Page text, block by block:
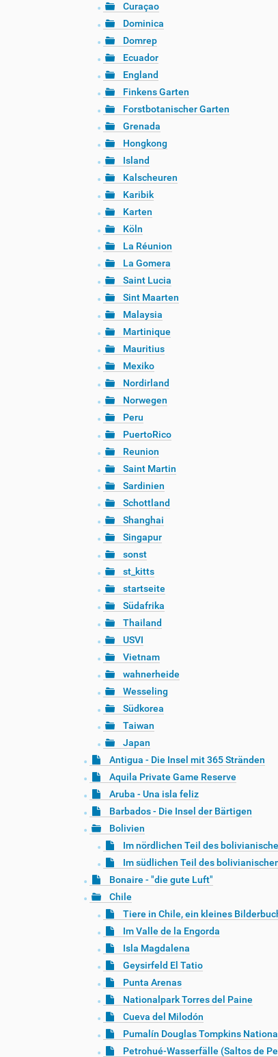
Curaçao
Dominica
Domrep
Ecuador
England
Finkens Garten
Forstbotanischer Garten
Grenada
Hongkong
Island
Kalscheuren
Karibik
Karten
Köln
La Réunion
La Gomera
Saint Lucia
Sint Maarten
Malaysia
Martinique
Mauritius
Mexiko
Nordirland
Norwegen
Peru
PuertoRico
Reunion
Saint Martin
Sardinien
Schottland
Shanghai
Singapur
sonst
st_kitts
startseite
Südafrika
Thailand
USVI
Vietnam
wahnerheide
Wesseling
Südkorea
Taiwan
Japan
Antigua - Die Insel mit 365 Stränden
Aquila Private Game Reserve
Aruba - Una isla feliz
Barbados - Die Insel der Bärtigen
Bolivien
Im nördlichen Teil des
Im südlichen Teil des
Bonaire - "die gute Luft"
Chile
Tiere in Chile, ein kleines
Im Valle de la Engorda
Isla Magdalena
Geysirfeld El Tatio
Punta Arenas
Nationalpark Torres del Paine
Cueva del Milodón
Pumalín Douglas Tompkins
Petrohué-Wasserfälle (Saltos de